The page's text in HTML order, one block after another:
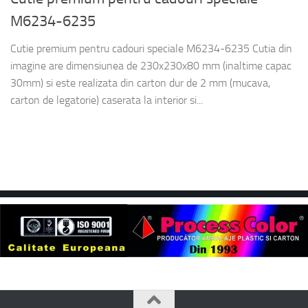
M6234-6235
Cutie premium pentru cadouri speciale M6234-6235 Cutia din
imagine are dimensiunea de 230x230x80 mm (inaltime capac
30mm) si este realizata din carton dur de 2 mm (mucava,
carton de legatorie) caserata la interior si...